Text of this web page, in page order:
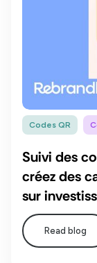
Codes QR
Suivi des
créez des
sur
Read blog